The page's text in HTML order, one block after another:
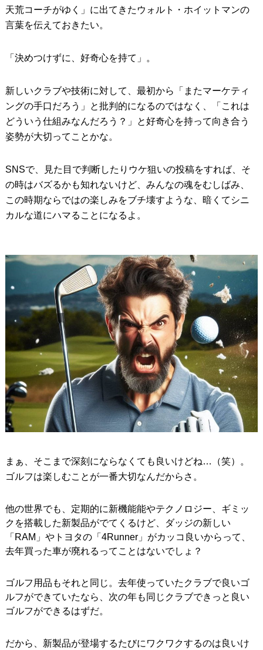
天荒コーチがゆく」に出てきたウォルト・ホイットマンの
言葉を伝えておきたい。
「決めつけずに、好奇心を持て」。
新しいクラブや技術に対して、最初から「またマーケティ
ングの手口だろう」と批判的になるのではなく、「これは
どういう仕組みなんだろう？」と好奇心を持って向き合う
姿勢が大切ってことかな。
SNSで、見た目で判断したりウケ狙いの投稿をすれば、そ
の時はバズるかも知れないけど、みんなの魂をむしばみ、
この時期ならではの楽しみをブチ壊すような、暗くてシニ
カルな道にハマることになるよ。
まぁ、そこまで深刻にならなくても良いけどね…（笑）。
ゴルフは楽しむことが一番大切なんだからさ。
他の世界でも、定期的に新機能能やテクノロジー、ギミッ
クを搭載した新製品がでてくるけど、ダッジの新しい
「RAM」やトヨタの「4Runner」がカッコ良いからって、
去年買った車が廃れるってことはないでしょ？
ゴルフ用品もそれと同じ。去年使っていたクラブで良いゴ
ルフができていたなら、次の年も同じクラブできっと良い
ゴルフができるはずだ。
だから、新製品が登場するたびにワクワクするのは良いけ